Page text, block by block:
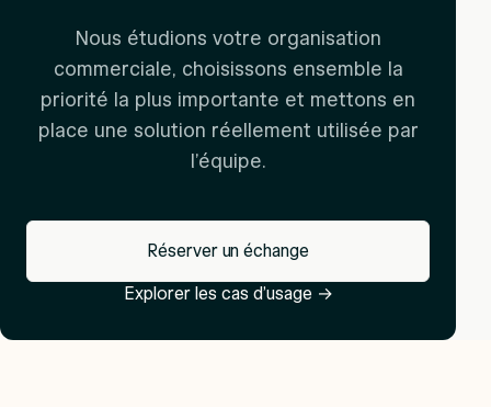
Nous étudions votre organisation
commerciale, choisissons ensemble la
priorité la plus importante et mettons en
place une solution réellement utilisée par
l’équipe.
Réserver un échange
Explorer les cas d’usage →